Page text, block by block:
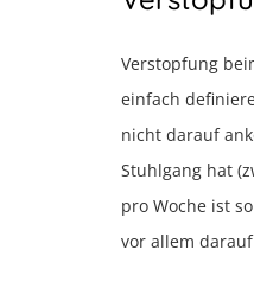
Verstopfung
einfach
nicht darauf
Stuhlgang hat
pro Woche ist
vor allem